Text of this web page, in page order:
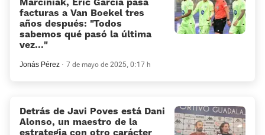
facturas a Van Boekel tres
años después: «Todos
sabemos qué pasó la última
vez...»
Jonás Pérez 7 de mayo de 2025, 0:17 h
Detrás de Javi Poves está Dani
Alonso, un maestro de la
estrategia con otro carácter